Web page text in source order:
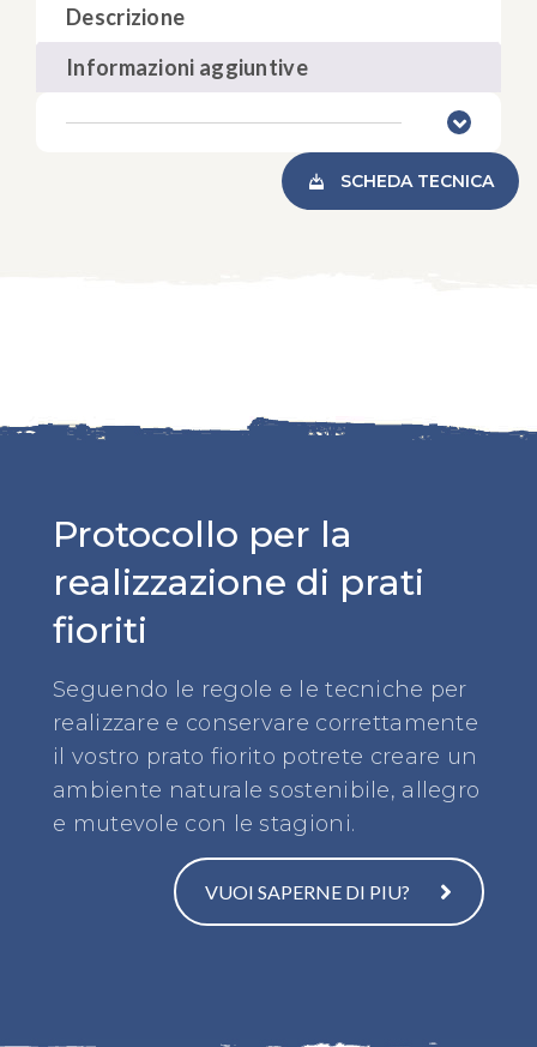
Descrizione
Informazioni aggiuntive
SCHEDA TECNICA
Protocollo per la
realizzazione di prati
fioriti
Seguendo le regole e le tecniche per
realizzare e conservare correttamente
il vostro prato fiorito potrete creare un
ambiente naturale sostenibile, allegro
e mutevole con le stagioni.
VUOI SAPERNE DI PIU?